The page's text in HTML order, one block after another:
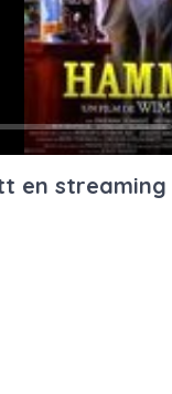
en streaming